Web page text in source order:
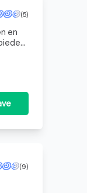
(5)
en
(9)